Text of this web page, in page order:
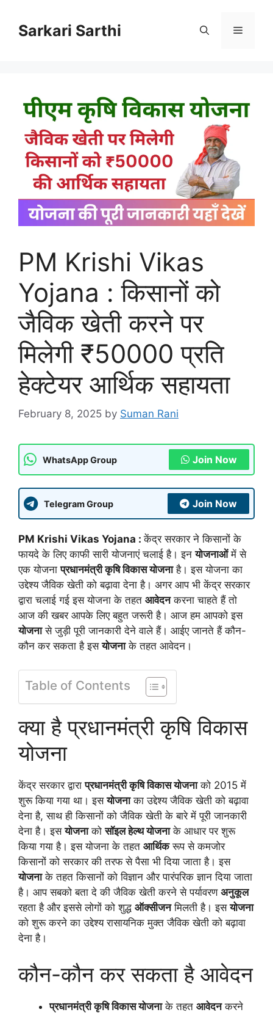
contentSarkari Sarthi Menu
PM Krishi Vikas
Yojana : किसानों को
जैविक खेती करने पर
मिलेगी ₹50000 प्रति
हेक्टेयर आर्थिक सहायता
February 8, 2025 by Suman Rani
WhatsApp Group Join Now
Telegram Group Join Now
PM Krishi Vikas Yojana :केंद्र सरकार ने किसानों के
फायदे के लिए काफी सारी योजनाएं चलाई है। इनयोजनाओंमें से
एक योजनाप्रधानमंत्री कृषि विकास योजनाहै। इस योजना का
उद्देश्य जैविक खेती को बढ़ावा देना है। अगर आप भी केंद्र सरकार
द्वारा चलाई गई इस योजना के तहत आवेदनकरना चाहते हैं तो
आज की खबर आपके लिए बहुत जरूरी है। आज हम आपको इस
योजनासे जुड़ी पूरी जानकारी देने वाले हैं। आईए जानते हैं कौन-
कौन कर सकता है इसयोजनाके तहत आवेदन।
Table of Contents
क्या है प्रधानमंत्री कृषि विकास
योजना
केंद्र सरकार द्वाराप्रधानमंत्री कृषि विकास योजनाको 2015 में
शुरू किया गया था। इसयोजनाका उद्देश्य जैविक खेती को बढ़ावा
देना है, साथ ही किसानों को जैविक खेती के बारे में पूरी जानकारी
देना है। इसयोजनाकोसॉइल हेल्थ योजनाके आधार पर शुरू
किया गया है। इस योजना के तहत आर्थिकरूप से कमजोर
किसानों को सरकार की तरफ से पैसा भी दिया जाता है। इस
योजनाके तहत किसानों को विज्ञान और पारंपरिक ज्ञान दिया जाता
है। आप सबको बता दे की जैविक खेती करने से पर्यावरण अनुकूल
रहता है और इससे लोगों को शुद्ध ऑक्सीजनमिलती है। इसयोजना
को शुरू करने का उद्देश्य रासायनिक मुक्त जैविक खेती को बढ़ावा
देना है।
कौन-कौन कर सकता है आवेदन
प्रधानमंत्री कृषि विकास योजनाके तहत आवेदनकरने